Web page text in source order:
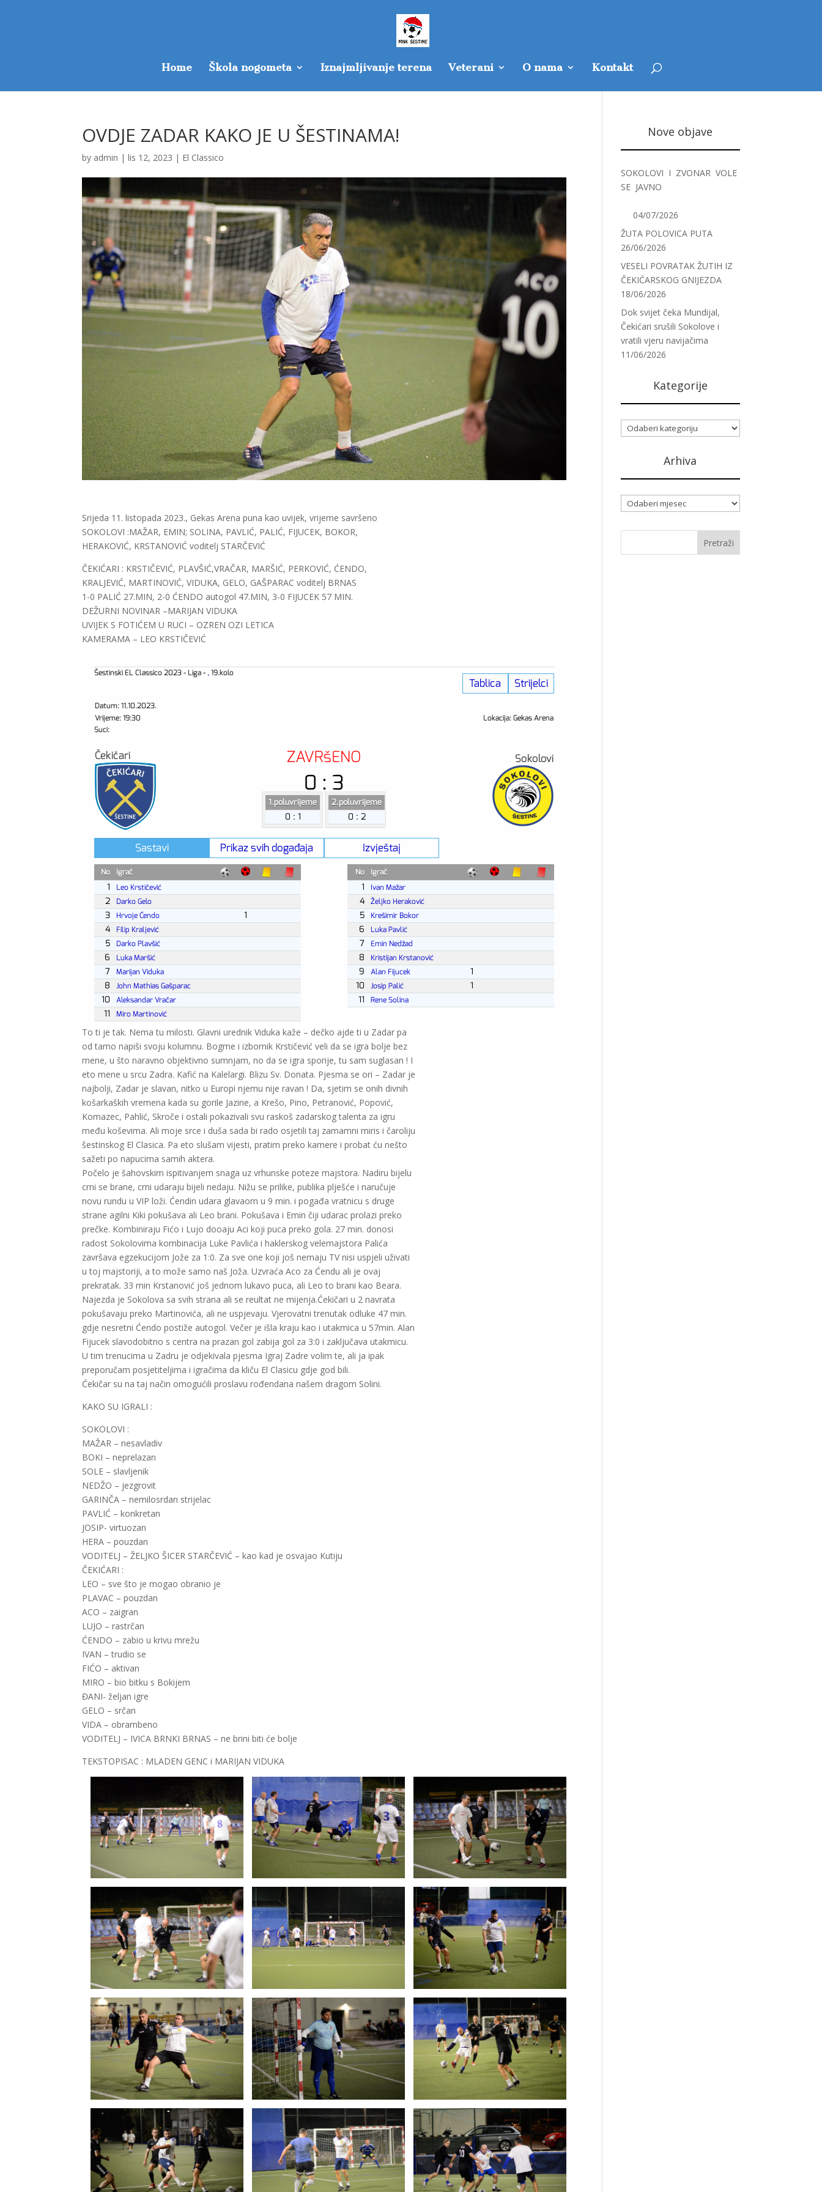
Home Škola nogometa Iznajmljivanje terena Veterani O nama Kontakt
OVDJE ZADAR KAKO JE U ŠESTINAMA!
by admin |lis 12, 2023 | El Classico
Srijeda 11. listopada 2023., Gekas Arena puna kao uvijek, vrijeme savršeno
SOKOLOVI :MAŽAR, EMIN; SOLINA, PAVLIĆ, PALIĆ, FIJUCEK, BOKOR,
HERAKOVIĆ, KRSTANOVIĆ voditelj STARČEVIĆ
ČEKIĆARI : KRSTIČEVIĆ, PLAVŠIĆ,VRAČAR, MARŠIĆ, PERKOVIĆ, ĆENDO,
KRALJEVIĆ, MARTINOVIĆ, VIDUKA, GELO, GAŠPARAC voditelj BRNAS
1-0 PALIĆ 27.MIN, 2-0 ĆENDO autogol 47.MIN, 3-0 FIJUCEK 57 MIN.
DEŽURNI NOVINAR –MARIJAN VIDUKA
UVIJEK S FOTIĆEM U RUCI – OZREN OZI LETICA
KAMERAMA – LEO KRSTIČEVIĆ
To ti je tak. Nema tu milosti. Glavni urednik Viduka kaže – dečko ajde ti u Zadar pa
od tamo napiši svoju kolumnu. Bogme i izbornik Krstičević veli da se igra bolje bez
mene, u što naravno objektivno sumnjam, no da se igra sporije, tu sam suglasan ! I
eto mene u srcu Zadra. Kafić na Kalelargi. Blizu Sv. Donata. Pjesma se ori – Zadar je
najbolji, Zadar je slavan, nitko u Europi njemu nije ravan ! Da, sjetim se onih divnih
košarkaških vremena kada su gorile Jazine, a Krešo, Pino, Petranović, Popović,
Komazec, Pahlić, Skroče i ostali pokazivali svu raskoš zadarskog talenta za igru
među koševima. Ali moje srce i duša sada bi rado osjetili taj zamamni miris i čaroliju
šestinskog El Clasica. Pa eto slušam vijesti, pratim preko kamere i probat ću nešto
sažeti po napucima samih aktera.
Počelo je šahovskim ispitivanjem snaga uz vrhunske poteze majstora. Nadiru bijelu
crni se brane, crni udaraju bijeli nedaju. Nižu se prilike, publika plješće i naručuje
novu rundu u VIP loži. Ćendin udara glavaom u 9 min. i pogađa vratnicu s druge
strane agilni Kiki pokušava ali Leo brani. Pokušava i Emin čiji udarac prolazi preko
prečke. Kombiniraju Fićo i Lujo dooaju Aci koji puca preko gola. 27 min. donosi
radost Sokolovima kombinacija Luke Pavlića i haklerskog velemajstora Palića
završava egzekucijom Jože za 1:0. Za sve one koji još nemaju TV nisi uspjeli uživati
u toj majstoriji, a to može samo naš Joža. Uzvraća Aco za Ćendu ali je ovaj
prekratak. 33 min Krstanović još jednom lukavo puca, ali Leo to brani kao Beara.
Najezda je Sokolova sa svih strana ali se reultat ne mijenja.Ćekičari u 2 navrata
pokušavaju preko Martinovića, ali ne uspjevaju. Vjerovatni trenutak odluke 47 min.
gdje nesretni Ćendo postiže autogol. Večer je išla kraju kao i utakmica u 57min. Alan
Fijucek slavodobitno s centra na prazan gol zabija gol za 3:0 i zaključava utakmicu.
U tim trenucima u Zadru je odjekivala pjesma Igraj Zadre volim te, ali ja ipak
preporučam posjetiteljima i igračima da kliču El Clasicu gdje god bili.
Ćekičar su na taj način omogućili proslavu rođendana našem dragom Solini.
KAKO SU IGRALI :
SOKOLOVI :
MAŽAR – nesavladiv
BOKI – neprelazan
SOLE – slavljenik
NEDŽO – jezgrovit
GARINČA – nemilosrdan strijelac
PAVLIĆ – konkretan
JOSIP- virtuozan
HERA – pouzdan
VODITELJ – ŽELJKO ŠICER STARČEVIĆ – kao kad je osvajao Kutiju
ČEKIĆARI :
LEO – sve što je mogao obranio je
PLAVAC – pouzdan
ACO – zaigran
LUJO – rastrčan
ĆENDO – zabio u krivu mrežu
IVAN – trudio se
FIĆO – aktivan
MIRO – bio bitku s Bokijem
ĐANI- željan igre
GELO – srčan
VIDA – obrambeno
VODITELJ – IVICA BRNKI BRNAS – ne brini biti će bolje
TEKSTOPISAC : MLADEN GENC i MARIJAN VIDUKA
Nove objave
SOKOLOVI I ZVONAR VOLE
SE JAVNO
04/07/2026
ŽUTA POLOVICA PUTA
26/06/2026
VESELI POVRATAK ŽUTIH IZ
ČEKIĆARSKOG GNIJEZDA
18/06/2026
Dok svijet čeka Mundijal,
Čekićari srušili Sokolove i
vratili vjeru navijačima
11/06/2026
Kategorije
Kategorije
Arhiva
Arhiva